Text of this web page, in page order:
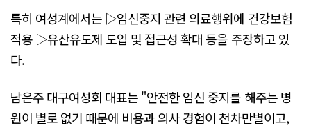
특히 여성계에서는 ▷임신중지 관련 의료행위에 건강보험
적용 ▷유산유도제 도입 및 접근성 확대 등을 주장하고 있
다.
남은주 대구여성회 대표는 "안전한 임신 중지를 해주는 병
원이 별로 없기 때문에 비용과 의사 경험이 천차만별이고,